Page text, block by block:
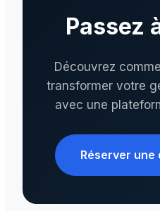
Passez
Découvrez
transformer votre
avec une
Réserver une